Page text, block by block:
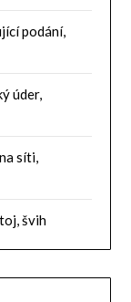
podání,
úder,
síti,
švih